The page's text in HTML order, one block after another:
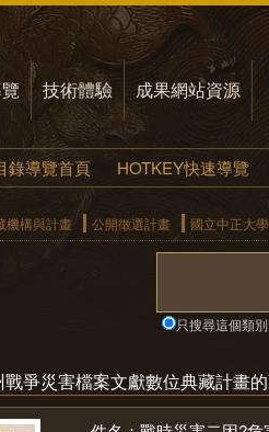
技術體驗 成果網站資源
錄導覽首頁 HOTKEY快速導覽
機構與計畫 公開徵選計畫 國立中正大學
只搜尋這個類別
爭災害檔案文獻數位典藏計畫